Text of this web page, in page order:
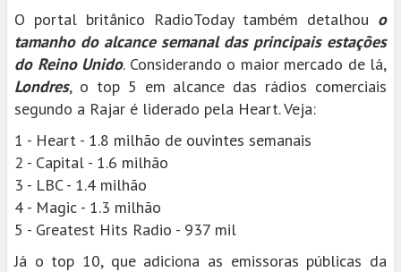
O portal britânico RadioToday também detalhou o
tamanho do alcance semanal das principais estações
do Reino Unido. Considerando o maior mercado de lá,
Londres, o top 5 em alcance das rádios comerciais
segundo a Rajar é liderado pela Heart. Veja:
1 - Heart - 1.8 milhão de ouvintes semanais
2 - Capital - 1.6 milhão
3 - LBC - 1.4 milhão
4 - Magic - 1.3 milhão
5 - Greatest Hits Radio - 937 mil
Já o top 10, que adiciona as emissoras públicas da